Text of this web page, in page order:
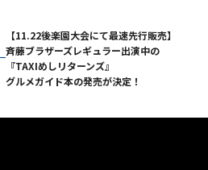
【11.22後楽園大会にて最速先行販売】
斉藤ブラザーズレギュラー出演中の
『TAXIめしリターンズ』
グルメガイド本の発売が決定！